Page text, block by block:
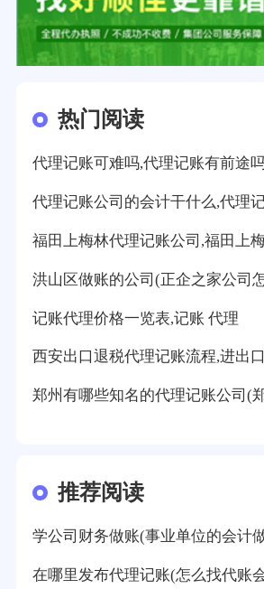
热门阅读
代理记账可难吗,代理记账有前途
代理记账公司的会计干什么,代理
福田上梅林代理记账公司,福田上
洪山区做账的公司(正企之家公司
记账代理价格一览表,记账 代理
西安出口退税代理记账流程,进出
郑州有哪些知名的代理记账公司(
推荐阅读
学公司财务做账(事业单位的会计
在哪里发布代理记账(怎么找代账